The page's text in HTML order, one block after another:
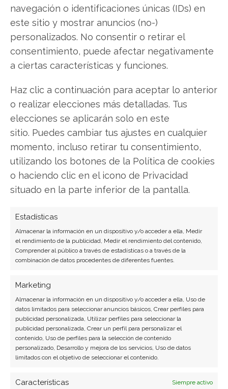
navegación o identificaciones únicas (IDs) en
este sitio y mostrar anuncios (no-)
personalizados. No consentir o retirar el
consentimiento, puede afectar negativamente
a ciertas características y funciones.
Haz clic a continuación para aceptar lo anterior
o realizar elecciones más detalladas. Tus
elecciones se aplicarán solo en este
sitio. Puedes cambiar tus ajustes en cualquier
momento, incluso retirar tu consentimiento,
utilizando los botones de la Política de cookies
o haciendo clic en el icono de Privacidad
situado en la parte inferior de la pantalla.
Estadísticas
Almacenar la información en un dispositivo y/o acceder a ella, Medir
el rendimiento de la publicidad, Medir el rendimiento del contenido,
Comprender al público a través de estadísticas o a través de la
combinación de datos procedentes de diferentes fuentes.
Marketing
Almacenar la información en un dispositivo y/o acceder a ella, Uso de
datos limitados para seleccionar anuncios básicos, Crear perfiles para
publicidad personalizada, Utilizar perfiles para seleccionar la
publicidad personalizada, Crear un perfil para personalizar el
contenido, Uso de perfiles para la selección de contenido
personalizado, Desarrollo y mejora de los servicios, Uso de datos
limitados con el objetivo de seleccionar el contenido.
Características
Siempre activo
Esquema de conexión de un
servidor de impresión
Si bienconectar un servidor de impresión
parece una tarea difícil, lo cierto es que no lo es
instalar un servidor de impresión de forma
con anterioridad algunos detalles como por
ejemplo la ubicación de la impresora y el uso que
se le va a dar es más que suficiente.
Para queconectar un servidor de impresión sea
una tarea placentera,a continuación te
Beneficios de un servidor de
un servidor de impresión en el trabajo,
perotambién podemos beneficiarnos de sus
prestaciones en casa. En lugar de tener
conectada una impresora a cada computadora
todos sus moradores tendrán acceso a la